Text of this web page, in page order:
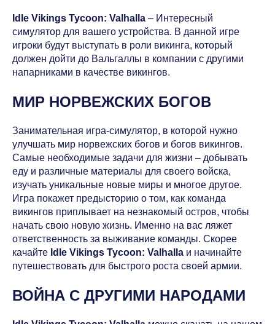
Idle Vikings Tycoon: Valhalla – Интересный
симулятор для вашего устройства. В данной игре
игроки будут выступать в роли викинга, который
должен дойти до Вальгаллы в компании с другими
напарниками в качестве викингов.
МИР НОРВЕЖСКИХ БОГОВ
Занимательная игра-симулятор, в которой нужно
улучшать мир норвежских богов и богов викингов.
Самые необходимые задачи для жизни – добывать
еду и различные материалы для своего войска,
изучать уникальные новые миры и многое другое.
Игра покажет предысторию о том, как команда
викингов приплывает на незнакомый остров, чтобы
начать свою новую жизнь. Именно на вас ляжет
ответственность за выживание команды. Скорее
качайте Idle Vikings Tycoon: Valhalla и начинайте
путешествовать для быстрого роста своей армии.
ВОЙНА С ДРУГИМИ НАРОДАМИ